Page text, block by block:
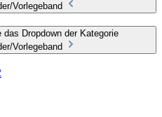
Vorlegeband
Dropdown der Kategorie
Vorlegeband